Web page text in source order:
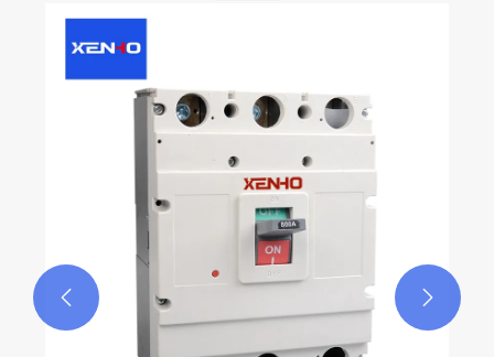
generátoru nezbytný pro bezpečné a
spolehlivé záložní napájení
Ukázat více >>
 